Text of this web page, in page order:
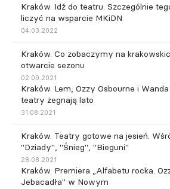
Kraków. Idź do teatru. Szczególnie
liczyć na wsparcie MKiDN
04.03.2022
Kraków. Co zobaczymy na
otwarcie sezonu
02.09.2021
Kraków. Lem, Ozzy Osbourne i
teatry żegnają lato
31.08.2021
Kraków. Teatry gotowe na jesień.
"Dziady", "Śnieg", "Bieguni"
28.08.2021
Kraków. Premiera „Alfabetu rocka.
Jebacadła" w Nowym